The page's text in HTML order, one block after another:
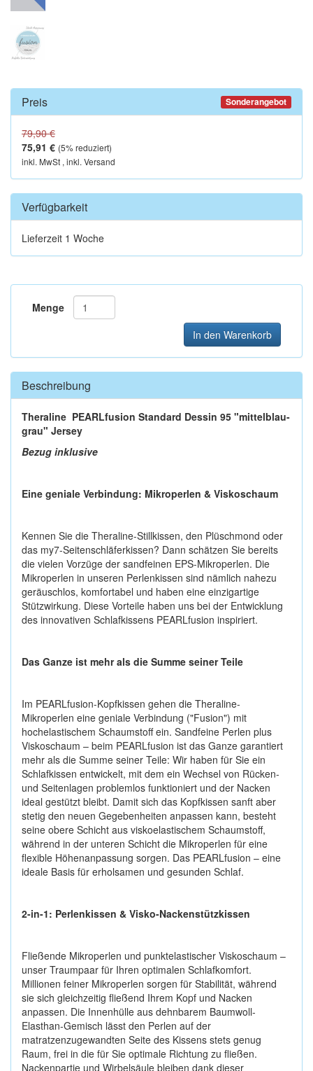
Preis Sonderangebot
79,90 €
75,91 € (5% reduziert)
inkl. MwSt , inkl. Versand
Verfügbarkeit
Lieferzeit 1 Woche
Menge
In den Warenkorb
Beschreibung
Theraline PEARLfusion Standard Dessin 95 "mittelblau-
grau" Jersey
Bezug inklusive
Eine geniale Verbindung: Mikroperlen & Viskoschaum
Kennen Sie die Theraline-Stillkissen, den Plüschmond oder
das my7-Seitenschläferkissen? Dann schätzen Sie bereits
die vielen Vorzüge der sandfeinen EPS-Mikroperlen. Die
Mikroperlen in unseren Perlenkissen sind nämlich nahezu
geräuschlos, komfortabel und haben eine einzigartige
Stützwirkung. Diese Vorteile haben uns bei der Entwicklung
des innovativen Schlafkissens PEARLfusion inspiriert.
Das Ganze ist mehr als die Summe seiner Teile
Im PEARLfusion-Kopfkissen gehen die Theraline-
Mikroperlen eine geniale Verbindung ("Fusion") mit
hochelastischem Schaumstoff ein. Sandfeine Perlen plus
Viskoschaum – beim PEARLfusion ist das Ganze garantiert
mehr als die Summe seiner Teile: Wir haben für Sie ein
Schlafkissen entwickelt, mit dem ein Wechsel von Rücken-
und Seitenlagen problemlos funktioniert und der Nacken
ideal gestützt bleibt. Damit sich das Kopfkissen sanft aber
stetig den neuen Gegebenheiten anpassen kann, besteht
seine obere Schicht aus viskoelastischem Schaumstoff,
während in der unteren Schicht die Mikroperlen für eine
flexible Höhenanpassung sorgen. Das PEARLfusion – eine
ideale Basis für erholsamen und gesunden Schlaf.
2-in-1: Perlenkissen & Visko-Nackenstützkissen
Fließende Mikroperlen und punktelastischer Viskoschaum –
unser Traumpaar für Ihren optimalen Schlafkomfort.
Millionen feiner Mikroperlen sorgen für Stabilität, während
sie sich gleichzeitig fließend Ihrem Kopf und Nacken
anpassen. Die Innenhülle aus dehnbarem Baumwoll-
Elasthan-Gemisch lässt den Perlen auf der
matratzenzugewandten Seite des Kissens stets genug
Raum, frei in die für Sie optimale Richtung zu fließen.
Nackenpartie und Wirbelsäule bleiben dank dieser